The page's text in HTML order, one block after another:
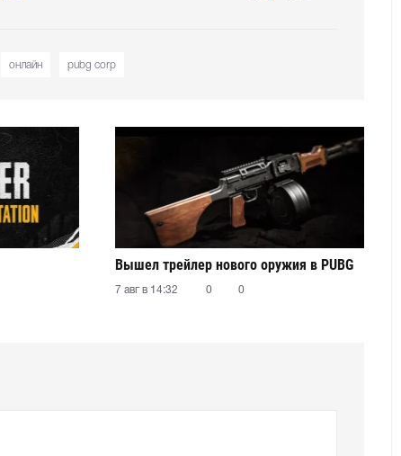
онлайн pubg corp
Вышел трейлер нового оружия в PUBG
7 авг в 14:32 0 0